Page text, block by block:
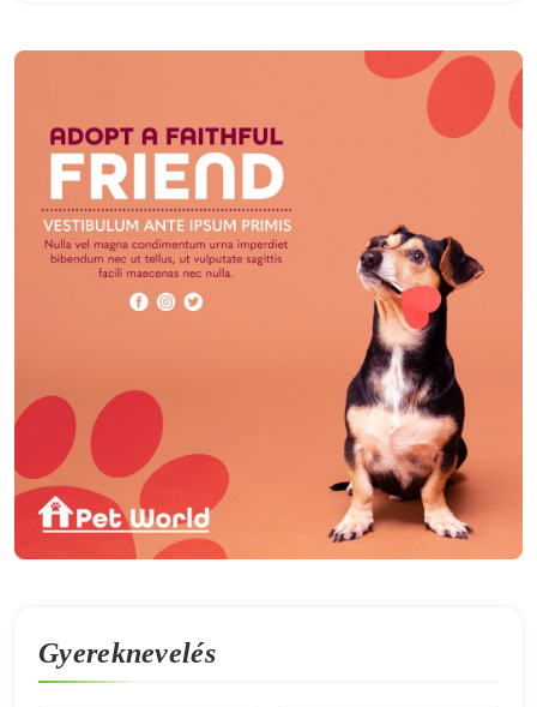
Gyereknevelés